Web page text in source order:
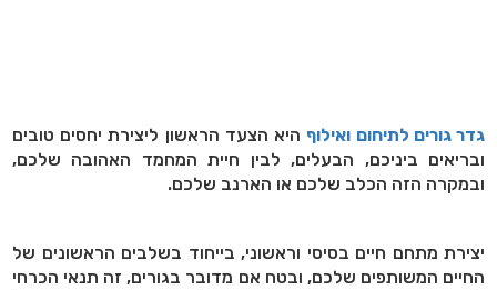
גדר גורים לתיחום ואילוףהיא הצעד הראשון ליצירת יחסים טובים
ובריאים ביניכם, הבעלים, לבין חיית המחמד האהובה שלכם,
ובמקרה הזה הכלב שלכם או הארנב שלכם.
יצירת מתחם חיים בסיסי וראשוני, בייחוד בשלבים הראשונים של
החיים המשותפים שלכם, ובטח אם מדובר בגורים, זה תנאי הכרחי